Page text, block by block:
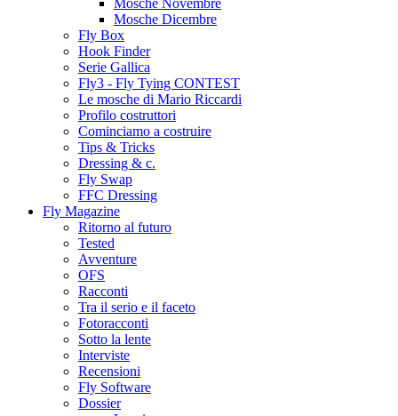
Mosche Novembre
Mosche Dicembre
Fly Box
Hook Finder
Serie Gallica
Fly3 - Fly Tying CONTEST
Le mosche di Mario Riccardi
Profilo costruttori
Cominciamo a costruire
Tips & Tricks
Dressing & c.
Fly Swap
FFC Dressing
Fly Magazine
Ritorno al futuro
Tested
Avventure
OFS
Racconti
Tra il serio e il faceto
Fotoracconti
Sotto la lente
Interviste
Recensioni
Fly Software
Dossier